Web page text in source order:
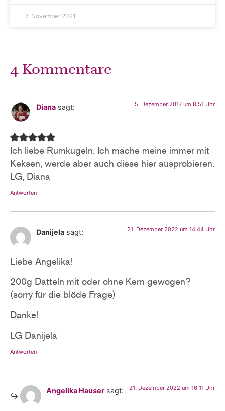
7. November 2021
4 Kommentare
Diana sagt: 5. Dezember 2017 um 8:51 Uhr
Ich liebe Rumkugeln. Ich mache meine immer mit
Keksen, werde aber auch diese hier ausprobieren.
LG, Diana
Antworten
Danijela sagt: 21. Dezember 2022 um 14:44 Uhr
Liebe Angelika!
200g Datteln mit oder ohne Kern gewogen?
(sorry für die blöde Frage)
Danke!
LG Danijela
Antworten
Angelika Hauser sagt: 21. Dezember 2022 um 16:11 Uhr